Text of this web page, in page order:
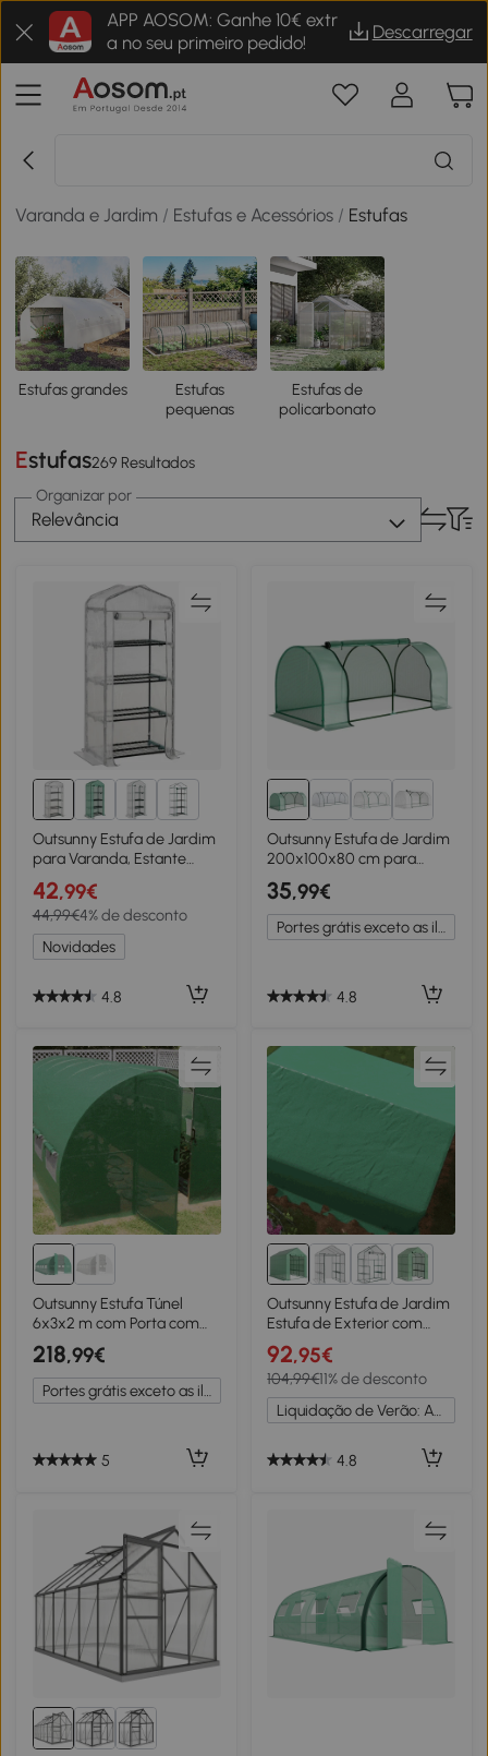
APP AOSOM: Ganhe 10€ extr
a no seu primeiro pedido!
Descarregar
Varanda e Jardim / Estufas e Acessórios / Estufas
Estufas grandes
Estufas
pequenas
Estufas de
policarbonato
Estufas269 Resultados
Organizar por
Relevância
3+
Outsunny Estufa de Jardim
para Varanda, Estante
Estufa 4 Níveis, Aço Epóxi,
Lona Removível PE de Alta
Densidade, 70 x 50 x 160
cm, Branco
42,99€
44,99€4% de desconto
Novidades
4.8
Outsunny Estufa de Jardim
200x100x80 cm para
Cultivo de Plantas
Sementes Estufa com
Estrutura de Aço e
Cobertura de Plástico
35,99€
Portes grátis exceto as ilhas
4.8
Outsunny Estufa Túnel
6x3x2 m com Porta com
Dobradiças 12 Janelas com
Rede e Estrutura de Aço
Galvanizado Verde
218,99€
Portes grátis exceto as ilhas
5
2+
Outsunny Estufa de Jardim
Estufa de Exterior com
Prateleiras de 4 Níveis Porta
com Fecho de Correr e
Estrutura de Aço
244x180x210 cm Verde
92,95€
104,99€11% de desconto
Liquidação de Verão: Até -20%
4.8